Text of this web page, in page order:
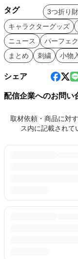
タグ 3つ折り
キャラクターグッズ
ニュース
パーフェ
まとめ
刺繍 小物
シェア
配信企業へのお問い
取材依頼・商品に対
ス内に記載されて